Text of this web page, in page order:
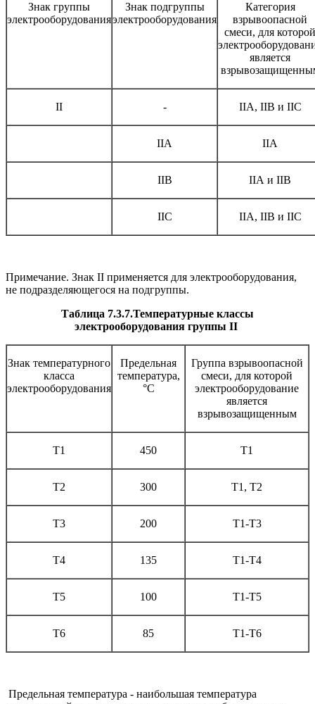
Знак группы
электрооборудования
Знак подгруппы
электрооборудования
Категория
взрывоопасной
смеси, для которой
является
II - IIА, IIВ и IIС
IIА IIА
IIВ IIА и IIВ
IIC IIА, IIВ и IIС
Примечание. Знак II применяется для электрооборудования,
не подразделяющегося на подгруппы.
Таблица 7.3.7.Температурные классы
электрооборудования группы II
Знак температурного
класса
электрооборудования
Предельная
температура,
°С
Группа взрывоопасной
смеси, для которой
электрооборудование
является
взрывозащищенным
Т1 450 Т1
Т2 300 Т1, Т2
Т3 200 Т1-Т3
Т4 135 Т1-Т4
Т5 100 Т1-Т5
Т6 85 Т1-Т6
Предельная температура - наибольшая температура